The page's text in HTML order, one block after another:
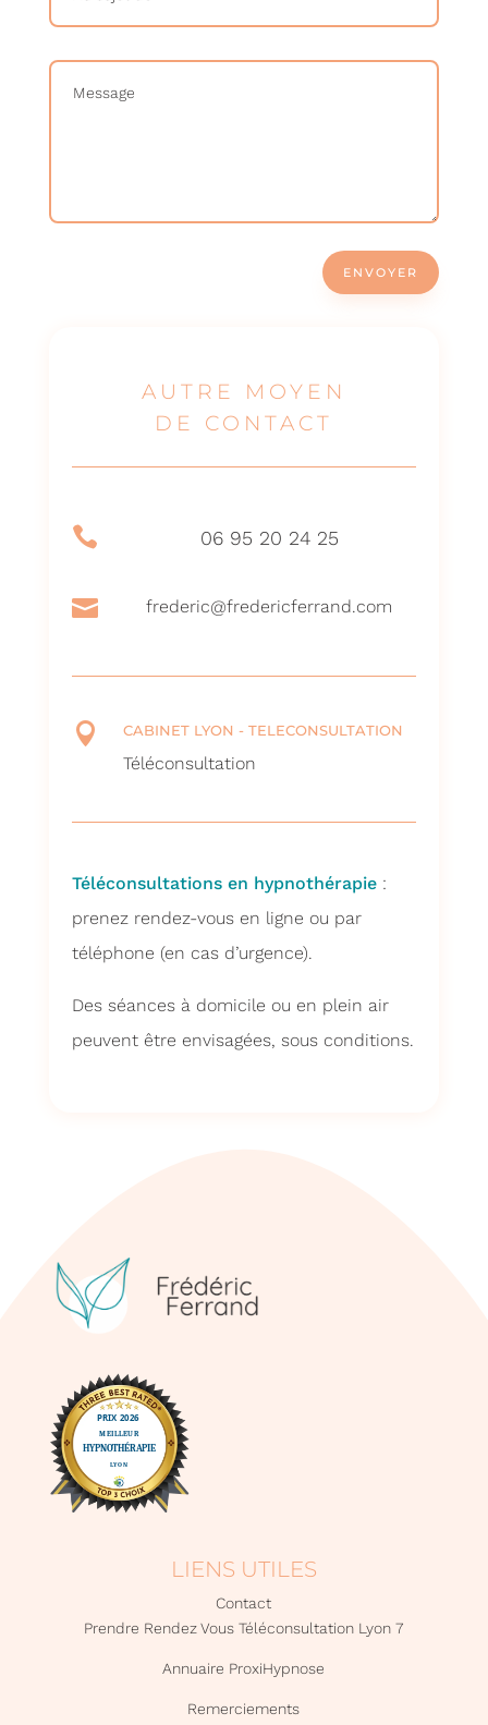
ENVOYER
AUTRE MOYEN
DE CONTACT
 06 95 20 24 25
 frederic@fredericferrand.com
 CABINET LYON - TELECONSULTATION
Téléconsultation
Téléconsultations en hypnothérapie:
prenez rendez-vous en ligne ou par
téléphone (en cas d’urgence).
Des séances à domicile ou en plein air
peuvent être envisagées, sous conditions.
LIENS UTILES
Contact
Prendre Rendez Vous Téléconsultation Lyon 7
Annuaire ProxiHypnose
Remerciements